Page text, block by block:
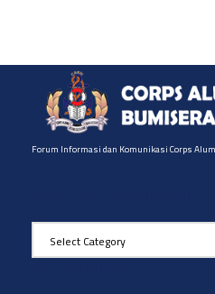
Forum Informasi dan Komunikasi Corps
Pilih
Artikel
yg